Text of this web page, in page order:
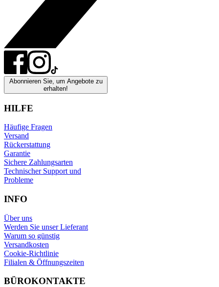
Abonnieren Sie, um Angebote zu
erhalten!
HILFE
Häufige Fragen
Versand
Rückerstattung
Garantie
Sichere Zahlungsarten
Technischer Support und
Probleme
INFO
Über uns
Werden Sie unser Lieferant
Warum so günstig
Versandkosten
Cookie-Richtlinie
Filialen & Öffnungszeiten
BÜROKONTAKTE